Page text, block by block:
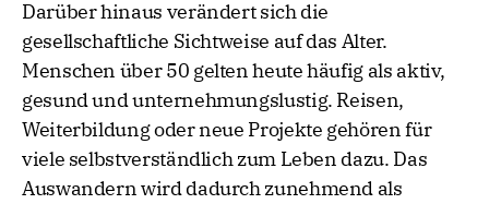
Darüber hinaus verändert sich die
gesellschaftliche Sichtweise auf das Alter.
Menschen über 50 gelten heute häufig als aktiv,
gesund und unternehmungslustig. Reisen,
Weiterbildung oder neue Projekte gehören für
viele selbstverständlich zum Leben dazu. Das
Auswandern wird dadurch zunehmend als